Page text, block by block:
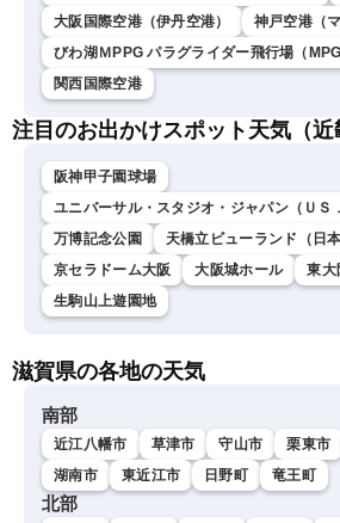
大阪国際空港（伊丹空港）
神戸空港（
びわ湖ＭPPG パラグライダー飛行場（MPG
関西国際空港
注目のお出かけスポット天気（近
阪神甲子園球場
ユニバーサル・スタジオ・ジャパン（ＵＳ
万博記念公園
天橋立ビューランド（日本
京セラドーム大阪
大阪城ホール
東大
生駒山上遊園地
滋賀県の各地の天気
南部
近江八幡市 草津市 守山市 栗東市
湖南市
東近江市 日野町 竜王町
北部